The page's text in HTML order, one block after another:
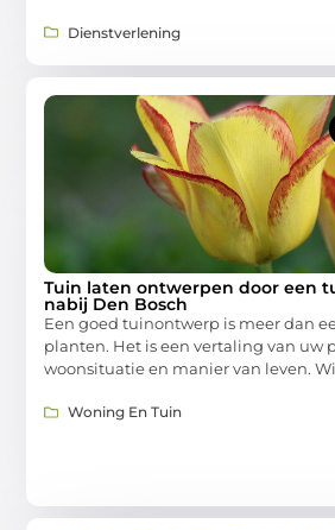
Dienstverlening
Tuin laten ontwerpen door een
nabij Den Bosch
Een goed tuinontwerp is meer dan
planten. Het is een vertaling van uw
woonsituatie en manier van leven.
Woning En Tuin